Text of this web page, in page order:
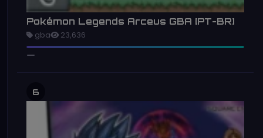
Pokémon Legends Arceus GBA [PT-BR]
gba 23,636
6